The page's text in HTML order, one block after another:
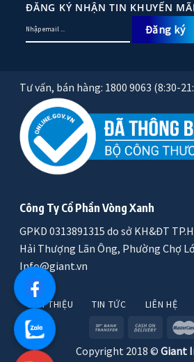
ĐĂNG KÝ NHẬN TIN KHUYẾN MÃI
Tư vấn, bán hàng: 1800 9063 (8:30-
Công Ty Cổ Phần Vòng Xanh
GPKD 0313891315 do sở KH&ĐT
Hải Thượng Lãn Ông, Phường Chợ
Info@giant.vn
GIỚI THIỆU TIN TỨC LIÊN HỆ
Copyright 2018 © Giant